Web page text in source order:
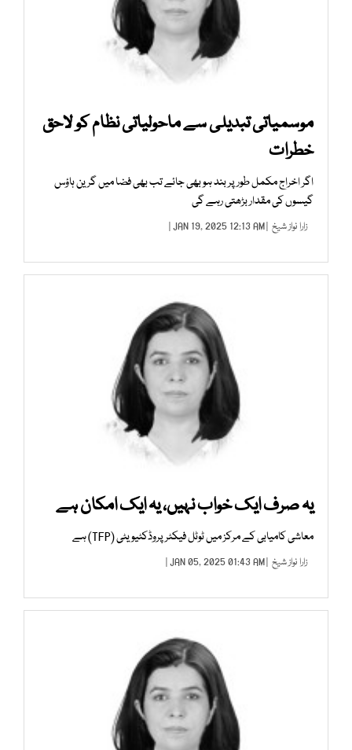
موسمیاتی تبدیلی سے ماحولیاتی نظام کو لاحق
خطرات
اگر اخراج مکمل طور پر بند ہو بھی جائے تب بھی فضا میں گرین ہاؤس
گیسوں کی مقدار بڑھتی رہے گی
زارا نواز شیخ | JAN 19, 2025 12:13 AM |
یہ صرف ایک خواب نہیں، یہ ایک امکان ہے
معاشی کامیابی کے مرکز میں ٹوٹل فیکٹر پروڈکٹیویٹی (TFP) ہے
زارا نواز شیخ | JAN 05, 2025 01:43 AM |